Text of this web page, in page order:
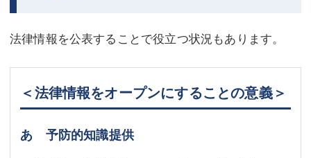
法律情報を公表することで役立つ状況もあります。
＜法律情報をオープンにすることの意義＞
あ 予防的知識提供